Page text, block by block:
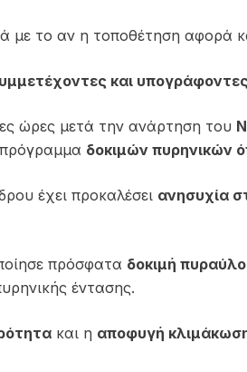
με το αν η τοποθέτηση αφορά
και
ώρες μετά την ανάρτηση του
δοκιμών πυρηνικών
έχει προκαλέσει ανησυχία
πρόσφατα δοκιμή
έντασης.
και η αποφυγή